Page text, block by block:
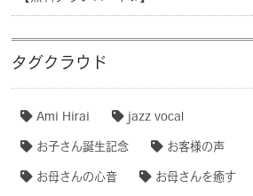
タグクラウド
Ami Hirai jazz vocal
お子さん誕生記念 お客様の声
お母さんの心音 お母さんを癒す